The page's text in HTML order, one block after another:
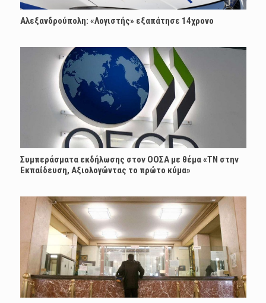
Αλεξανδρούπολη: «Λογιστής» εξαπάτησε 14χρονο
Συμπεράσματα εκδήλωσης στον ΟΟΣΑ με θέμα «ΤΝ στην
Εκπαίδευση, Αξιολογώντας το πρώτο κύμα»